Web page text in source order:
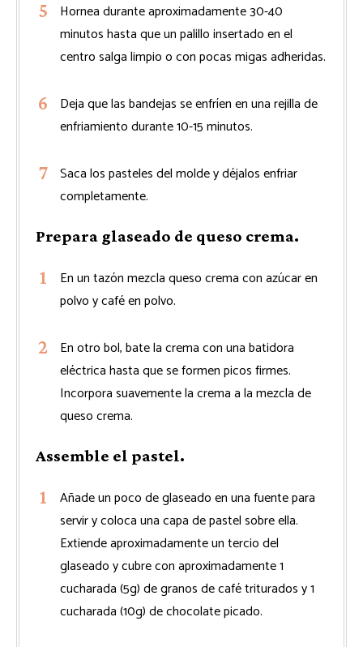
Hornea durante aproximadamente 30-40
minutos hasta que un palillo insertado en el
centro salga limpio o con pocas migas adheridas.
Deja que las bandejas se enfríen en una rejilla de
enfriamiento durante 10-15 minutos.
Saca los pasteles del molde y déjalos enfriar
completamente.
Prepara glaseado de queso crema.
En un tazón mezcla queso crema con azúcar en
polvo y café en polvo.
En otro bol, bate la crema con una batidora
eléctrica hasta que se formen picos firmes.
Incorpora suavemente la crema a la mezcla de
queso crema.
Assemble el pastel.
Añade un poco de glaseado en una fuente para
servir y coloca una capa de pastel sobre ella.
Extiende aproximadamente un tercio del
glaseado y cubre con aproximadamente 1
cucharada (5g) de granos de café triturados y 1
cucharada (10g) de chocolate picado.